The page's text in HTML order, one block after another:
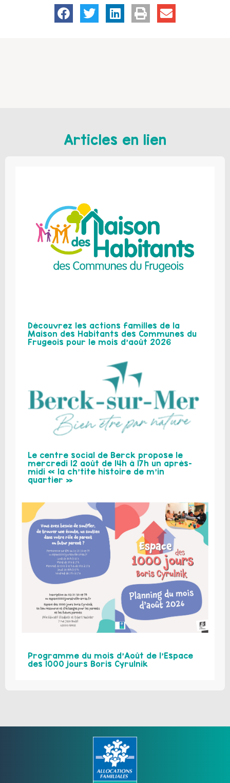
Articles en lien
Découvrez les actions familles de la
Maison des Habitants des Communes du
Frugeois pour le mois d’août 2026
Le centre social de Berck propose le
mercredi 12 août de 14h à 17h un après-
midi « la ch’tite histoire de m’in
quartier »
Programme du mois d’Août de l’Espace
des 1000 jours Boris Cyrulnik